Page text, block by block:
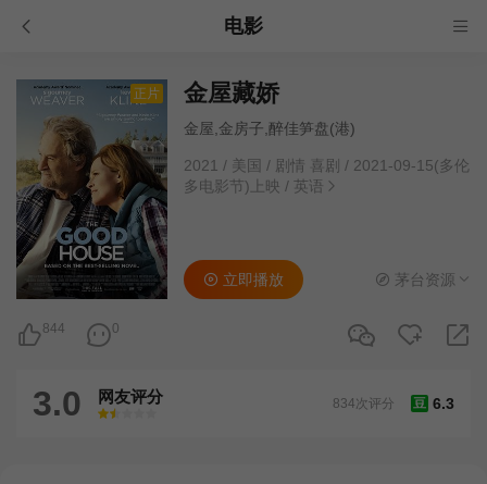
电影
正片 金屋藏娇
金屋,金房子,醉佳笋盘(港)
2021 / 美国 / 剧情 喜剧 / 2021-09-15(多伦
多电影节)上映 / 英语
844 0
立即播放 茅台资源
3.0 网友评分
很差
较差还行推荐力荐
豆 6.3
834次评分